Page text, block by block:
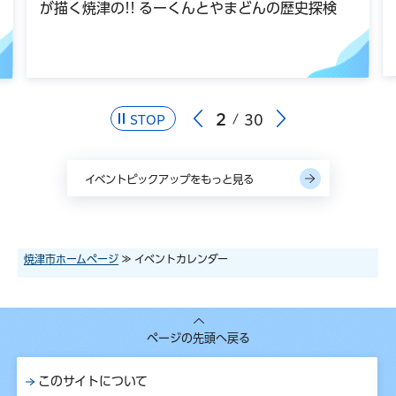
STOP 2 30
が描く焼津の!! るーくんとやまどんの歴史探検
イベントピックアップをもっと見る
焼津市ホームページ ≫ イベントカレンダー
ページの先頭へ戻る
このサイトについて